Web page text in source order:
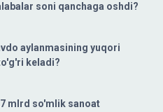
soni qanchaga oshdi?
aylanmasining yuqori
keladi?
mlrd so'mlik sanoat